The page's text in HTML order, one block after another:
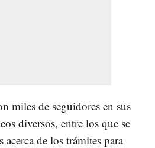
miles de seguidores en sus
diversos, entre los que se
acerca de los trámites para